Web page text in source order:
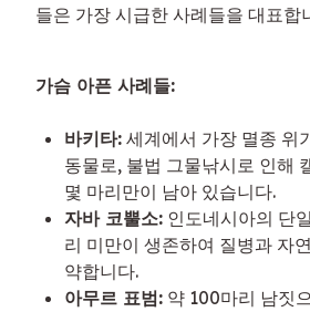
들은 가장 시급한 사례들을 대표합
가슴 아픈 사례들:
바키타: 세계에서 가장 멸종 위
동물로, 불법 그물낚시로 인해
몇 마리만이 남아 있습니다.
자바 코뿔소: 인도네시아의 단
리 미만이 생존하여 질병과 자
약합니다.
아무르 표범: 약 100마리 남짓